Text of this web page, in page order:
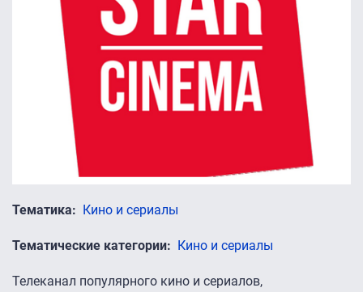
Тематика Кино и сериалы
Тематические категории Кино и сериалы
Телеканал популярного кино и сериалов,